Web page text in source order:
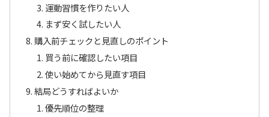
運動習慣を作りたい人
まず安く試したい人
購入前チェックと見直しのポイント
買う前に確認したい項目
使い始めてから見直す項目
結局どうすればよいか
優先順位の整理